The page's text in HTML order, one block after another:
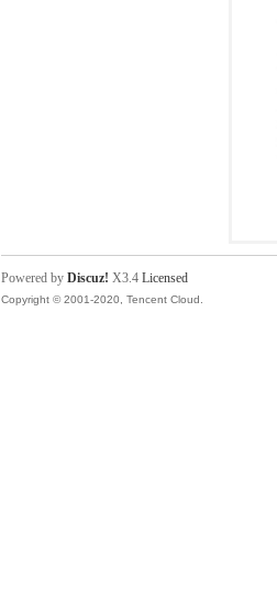
Powered by Discuz! X3.4 Licensed
Copyright © 2001-2020, Tencent Cloud.